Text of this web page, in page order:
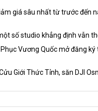
giá sâu nhất từ trước đến
số studio khẳng định vẫn
Vương Quốc mở đăng
Giới Thức Tỉnh, săn DJI